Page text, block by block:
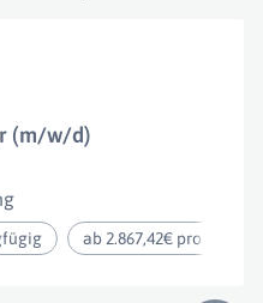
(m/w/d)
ab 2.867,42€ pro Monat